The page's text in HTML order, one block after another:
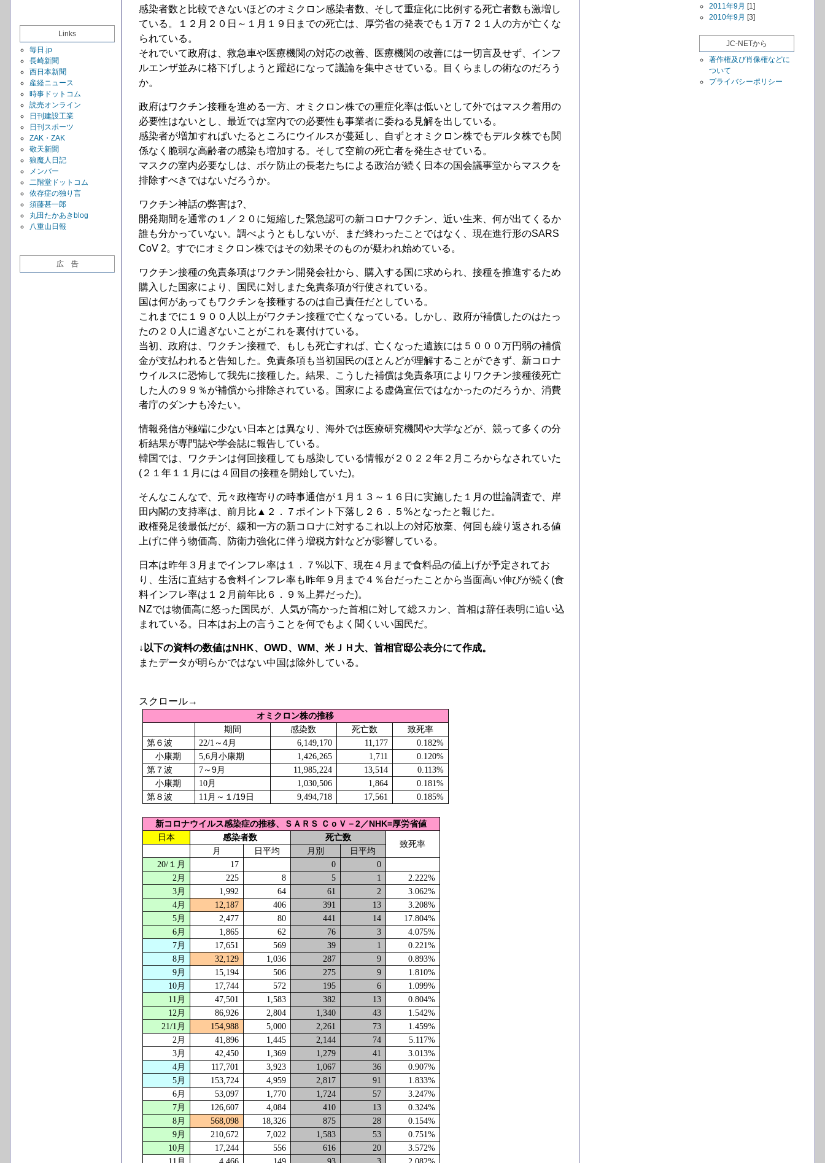
Links
毎日.jp
長崎新聞
西日本新聞
産経ニュース
時事ドットコム
読売オンライン
日刊建設工業
日刊スポーツ
ZAK・ZAK
敬天新聞
狼魔人日記
メンバー
二階堂ドットコム
依存症の独り言
須藤甚一郎
丸田たかあきblog
八重山日報
広 告
感染者数と比較できないほどのオミクロン感染者数、そして重症化に比例する死亡者数も激増し
ている。１２月２０日～１月１９日までの死亡は、厚労省の発表でも１万７２１人の方が亡くな
られている。
それでいて政府は、救急車や医療機関の対応の改善、医療機関の改善には一切言及せず、インフ
ルエンザ並みに格下げしようと躍起になって議論を集中させている。目くらましの術なのだろう
か。
政府はワクチン接種を進める一方、オミクロン株での重症化率は低いとして外ではマスク着用の
必要性はないとし、最近では室内での必要性も事業者に委ねる見解を出している。
感染者が増加すればいたるところにウイルスが蔓延し、自ずとオミクロン株でもデルタ株でも関
係なく脆弱な高齢者の感染も増加する。そして空前の死亡者を発生させている。
マスクの室内必要なしは、ボケ防止の長老たちによる政治が続く日本の国会議事堂からマスクを
排除すべきではないだろうか。
ワクチン神話の弊害は?、
開発期間を通常の１／２０に短縮した緊急認可の新コロナワクチン、近い生来、何が出てくるか
誰も分かっていない。調べようともしないが、まだ終わったことではなく、現在進行形のSARS
CoV 2。すでにオミクロン株ではその効果そのものが疑われ始めている。
ワクチン接種の免責条項はワクチン開発会社から、購入する国に求められ、接種を推進するため
購入した国家により、国民に対しまた免責条項が行使されている。
国は何があってもワクチンを接種するのは自己責任だとしている。
これまでに１９００人以上がワクチン接種で亡くなっている。しかし、政府が補償したのはたっ
たの２０人に過ぎないことがこれを裏付けている。
当初、政府は、ワクチン接種で、もしも死亡すれば、亡くなった遺族には５０００万円弱の補償
金が支払われると告知した。免責条項も当初国民のほとんどが理解することができず、新コロナ
ウイルスに恐怖して我先に接種した。結果、こうした補償は免責条項によりワクチン接種後死亡
した人の９９％が補償から排除されている。国家による虚偽宣伝ではなかったのだろうか、消費
者庁のダンナも冷たい。
情報発信が極端に少ない日本とは異なり、海外では医療研究機関や大学などが、競って多くの分
析結果が専門誌や学会誌に報告している。
韓国では、ワクチンは何回接種しても感染している情報が２０２２年２月ころからなされていた
(２１年１１月には４回目の接種を開始していた)。
そんなこんなで、元々政権寄りの時事通信が１月１３～１６日に実施した１月の世論調査で、岸
田内閣の支持率は、前月比▲２．７ポイント下落し２６．５%となったと報じた。
政権発足後最低だが、緩和一方の新コロナに対するこれ以上の対応放棄、何回も繰り返される値
上げに伴う物価高、防衛力強化に伴う増税方針などが影響している。
日本は昨年３月までインフレ率は１．７%以下、現在４月まで食料品の値上げが予定されてお
り、生活に直結する食料インフレ率も昨年９月まで４％台だったことから当面高い伸びが続く(食
料インフレ率は１２月前年比６．９％上昇だった)。
NZでは物価高に怒った国民が、人気が高かった首相に対して総スカン、首相は辞任表明に追い込
まれている。日本はお上の言うことを何でもよく聞くいい国民だ。
↓以下の資料の数値はNHK、OWD、WM、米ＪＨ大、首相官邸公表分にて作成。
またデータが明らかではない中国は除外している。
スクロール→
オミクロン株の推移
期間
感染数 死亡数
致死率
第６波
22/1 ～4月 6,149,170 11,177
0.182%
小康期
5,6月小康期 1,426,265 1,711
0.120%
第７波
7 ～9月 11,985,224 13,514
0.113%
小康期
10月 1,030,506 1,864
0.181%
第８波
11 月～１/19 日 9,494,718 17,561 0.185%
新コロナウイルス感染症の推移、ＳＡＲＳ ＣｏＶ－2／NHK=厚労省値
日本
感染者数 死亡数
致死率
月 日平均 月別
日平均
20/ １月 17 0
0
2月 225 8 5 1
2.222%
3月 1,992 64 61 2
3.062%
4月 12,187 406 391 13
3.208%
5月 2,477 80 441 14
17.804%
6月 1,865 62 76 3
4.075%
7月 17,651 569 39 1
0.221%
8月 32,129 1,036 287 9
0.893%
9月 15,194 506 275 9
1.810%
10月 17,744 572 195 6
1.099%
11 月 47,501 1,583 382 13
0.804%
12月 86,926 2,804 1,340 43
1.542%
21/1 月 154,988 5,000 2,261 73
1.459%
2月 41,896 1,445 2,144 74
5.117%
3月 42,450 1,369 1,279 41
3.013%
4月 117,701 3,923 1,067 36
0.907%
5月 153,724 4,959 2,817 91
1.833%
6月 53,097 1,770 1,724 57
3.247%
7月 126,607 4,084 410 13
0.324%
8月 568,098 18,326 875 28
0.154%
9月 210,672 7,022 1,583 53
0.751%
10月 17,244 556 616 20
3.572%
2011年9月 [1]
2010年9月 [3]
JC-NETから
著作権及び肖像権などに
ついて
プライバシーポリシー